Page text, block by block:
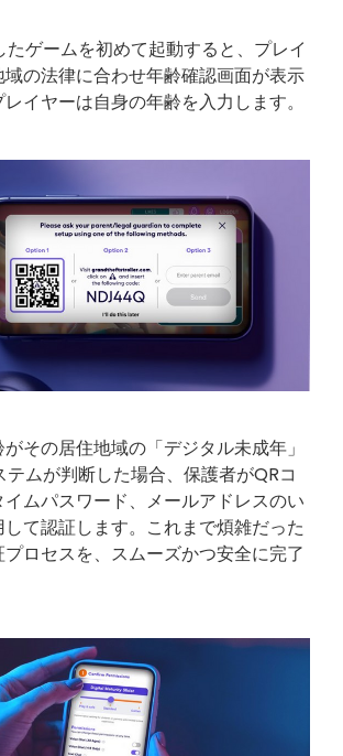
ゲームを初めて起動すると、プレイ
の法律に合わせ年齢確認画面が表示
イヤーは自身の年齢を入力します。
その居住地域の「デジタル未成年」
ムが判断した場合、保護者がQRコ
ムパスワード、メールアドレスのい
て認証します。これまで煩雑だった
ロセスを、スムーズかつ安全に完了